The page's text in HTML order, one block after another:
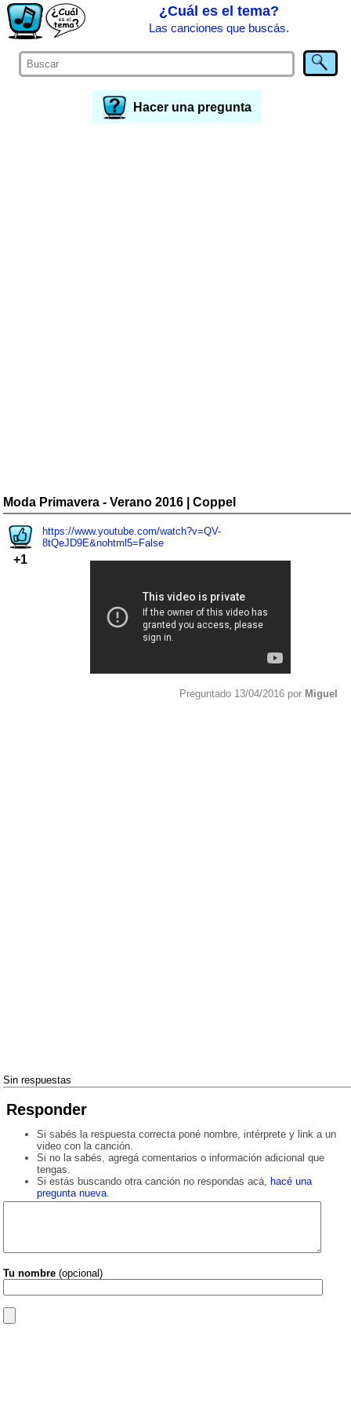
¿Cuál es el tema?
Las canciones que buscás.
Hacer una pregunta
Moda Primavera - Verano 2016 | Coppel
+1
https://www.youtube.com/watch?v=QV-
8tQeJD9E&nohtml5=False
Preguntado 13/04/2016 por Miguel
Sin respuestas
Responder
Si sabés la respuesta correcta poné nombre, intérprete y link a un
video con la canción.
Si no la sabés, agregá comentarios o información adicional que
tengas.
Si estás buscando otra canción no respondas acá, hacé una
pregunta nueva.
Tu nombre (opcional)